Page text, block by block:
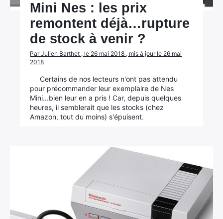
Mini Nes : les prix
remontent déjà…rupture
de stock à venir ?
Par Julien Barthet , le 26 mai 2018 , mis à jour le 26 mai
2018
Certains de nos lecteurs n'ont pas attendu
pour précommander leur exemplaire de Nes
Mini...bien leur en a pris ! Car, depuis quelques
heures, il semblerait que les stocks (chez
Amazon, tout du moins) s'épuisent.